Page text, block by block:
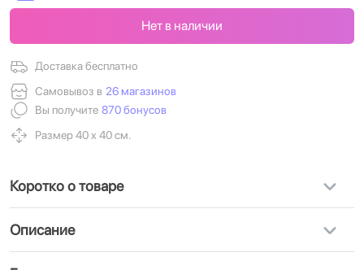
Доставка бесплатно
Самовывоз в 26 магазинов
Вы получите 870 бонусов
Размер 40 х 40 см.
Нет в наличии
Коротко о товаре
Описание